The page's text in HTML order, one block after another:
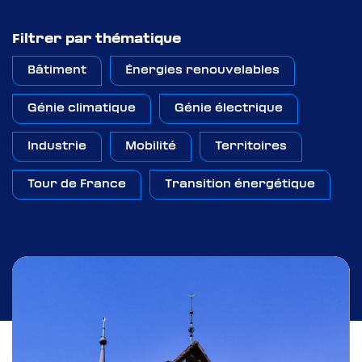
Filtrer par thématique
Bâtiment Énergies renouvelables
Génie climatique Génie électrique
Industrie Mobilité Territoires
Tour de France Transition énergétique
Abonnez-vous à
Courant Positif
Abonnez-vous à
S’abonner à la Newsletter Courant Positif
Mag : La France
électrique
Pour télécharger le document, remplissez